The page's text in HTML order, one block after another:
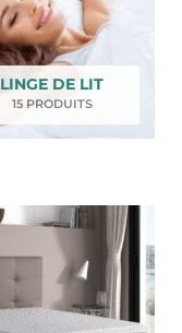
LINGE DE LIT
15 PRODUITS